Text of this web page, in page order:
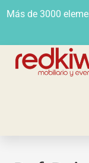
Más de 3000